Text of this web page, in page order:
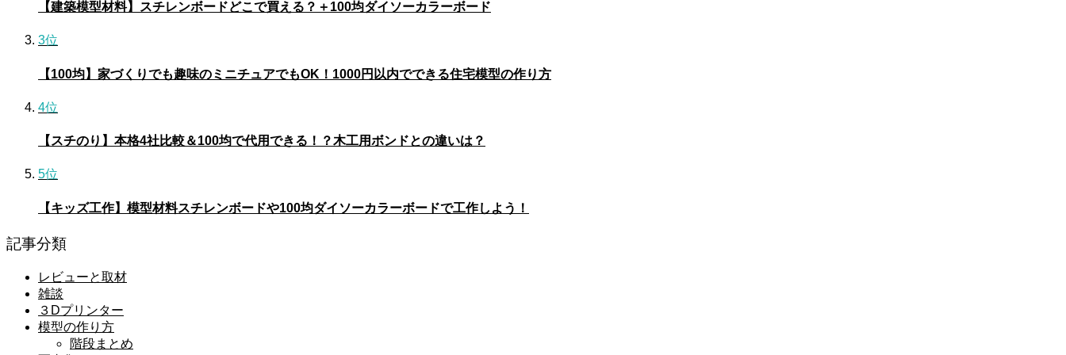
【建築模型材料】スチレンボードどこで買える？＋100均ダイソーカラーボード
3位
【100均】家づくりでも趣味のミニチュアでもOK！1000円以内でできる住宅模型の作り方
4位
【スチのり】本格4社比較＆100均で代用できる！？木工用ボンドとの違いは？
5位
【キッズ工作】模型材料スチレンボードや100均ダイソーカラーボードで工作しよう！
記事分類
レビューと取材
雑談
３Dプリンター
模型の作り方
階段まとめ